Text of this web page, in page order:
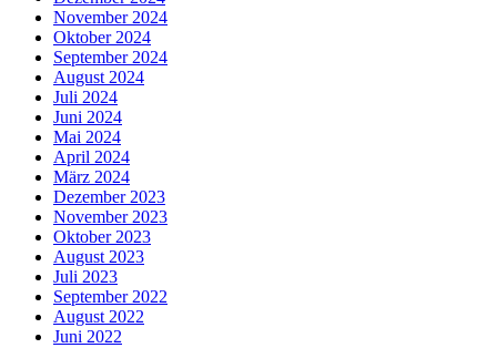
November 2024
Oktober 2024
September 2024
August 2024
Juli 2024
Juni 2024
Mai 2024
April 2024
März 2024
Dezember 2023
November 2023
Oktober 2023
August 2023
Juli 2023
September 2022
August 2022
Juni 2022